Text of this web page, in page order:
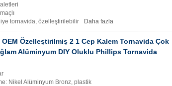
tornavida, özelleştirilebilir
Daha fazla
Özelleştirilmiş 2 1 Cep Kalem Tornavida Çok
Alüminyum DIY Oluklu Phillips Tornavida
Nikel Alüminyum Bronz, plastik